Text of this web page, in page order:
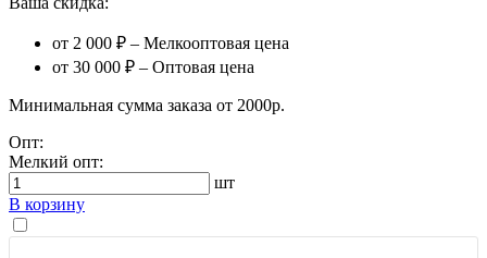
от 2 000 ₽ – Мелкооптовая цена
от 30 000 ₽ – Оптовая цена
Минимальная сумма заказа от 2000р.
Опт:
Мелкий опт:
шт
В корзину